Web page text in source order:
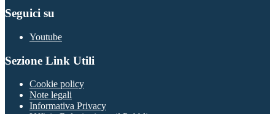
Seguici su
Youtube
Sezione Link Utili
Cookie policy
Note legali
Informativa Privacy